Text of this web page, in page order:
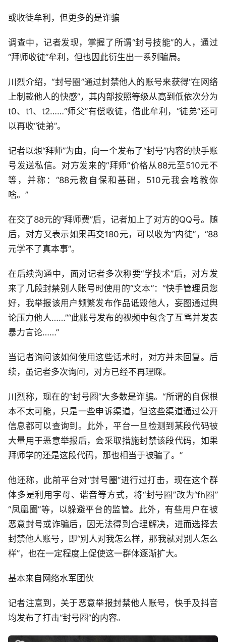
或收徒牟利，但更多的是诈骗
调查中，记者发现，掌握了所谓“封号技能”的人，通过
“拜师收徒”牟利，但也因此衍生出一系列骗局。
川烈介绍，“封号圈”通过封禁他人的账号来获得“在网络
上制裁他人的快感”，其内部按照等级从高到低依次分为
t0、t1、t2……“师父”有偿收徒，借此牟利，“徒弟”还可
以再收“徒弟”。
记者以想“拜师”为由，向一个发布了“封号”内容的快手账
号发送私信。对方发来的“拜师”价格从88元至510元不
等，并称：“88元教自保和基础，510元我会啥教你
啥。”
在交了88元的“拜师费”后，记者加上了对方的QQ号。随
后，对方又表示如果再交180元，可以收为“内徒”，“88
元学不了真本事”。
在后续沟通中，面对记者多次称要“学技术”后，对方发
来了几段封禁别人账号时使用的“文本”：“快手管理员您
好，我举报该用户频繁发布作品诋毁他人，妄图通过舆
论压力他人……”“此账号发布的视频中包含了互骂并发表
暴力言论……”
当记者询问该如何使用这些话术时，对方并未回复。后
续，虽记者多次询问，对方已经不再理睬。
川烈称，现在的“封号圈”大多数是诈骗。“所谓的自保根
本不太可能，只是一些申诉渠道，但这些渠道通过公开
信息都可以查询到。此外，平台一旦检测到某段代码被
大量用于恶意举报后，会采取措施封禁该段代码，如果
拜师学的还是这段代码，那也相当于被骗了。”
他还称，此前平台对“封号圈”进行过打击，现在这个群
体多是利用字母、谐音等方式，将“封号圈”改为“fh圈”
“凤凰圈”等，以躲避平台的监管。此外，有些用户在被
恶意封号或诈骗后，因无法得到合理解决，进而选择去
封禁他人账号，即“别人对我怎么样，那我就对别人怎么
样”，也在一定程度上促使这一群体逐渐扩大。
基本来自网络水军团伙
记者注意到，关于恶意举报封禁他人账号，快手及抖音
均发布了打击“封号圈”的内容。